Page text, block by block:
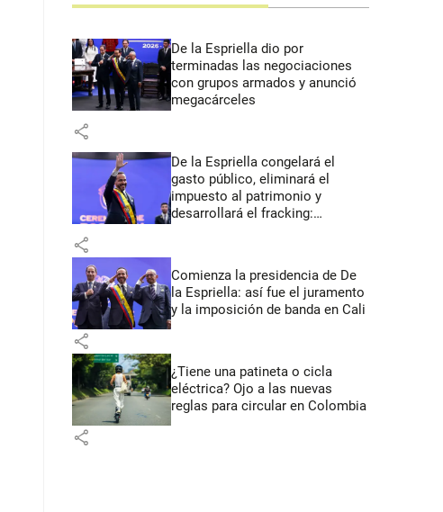
De la Espriella dio por
terminadas las negociaciones
con grupos armados y anunció
megacárceles
share
De la Espriella congelará el
gasto público, eliminará el
impuesto al patrimonio y
desarrollará el fracking:
share
Comienza la presidencia de De
la Espriella: así fue el juramento
y la imposición de banda en Cali
share
¿Tiene una patineta o cicla
eléctrica? Ojo a las nuevas
reglas para circular en Colombia
share